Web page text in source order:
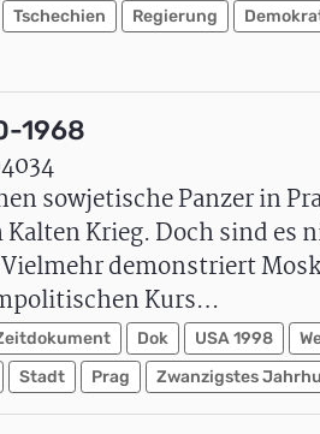
Tschechien Regierung
1968
sowjetische Panzer in
Krieg. Doch sind es
demonstriert
Kurs…
Dok USA 1998
Stadt Prag Zwanzigstes